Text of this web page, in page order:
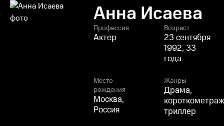
Анна Исаева
Профессия
Актер
Возраст
23 сентября
1992, 33
года
Место
рождения
Москва,
Россия
Жанры
Драма,
триллер